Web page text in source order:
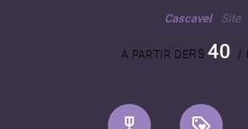
Cascavel Site
A PARTIR DER$ 40 /